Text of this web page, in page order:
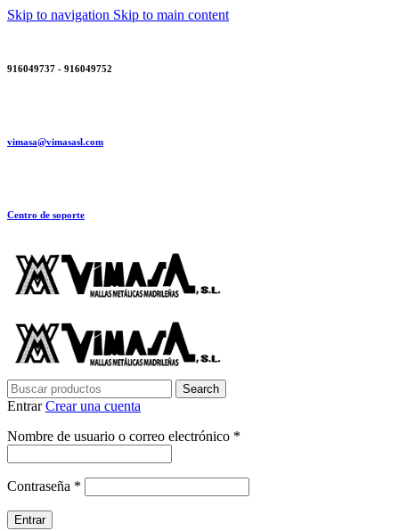
Skip to navigation Skip to main content
916049737 - 916049752
vimasa@vimasasl.com
Centro de soporte
Search
EntrarCrear una cuenta
Nombre de usuario o correo electrónico *
Contraseña *
Entrar